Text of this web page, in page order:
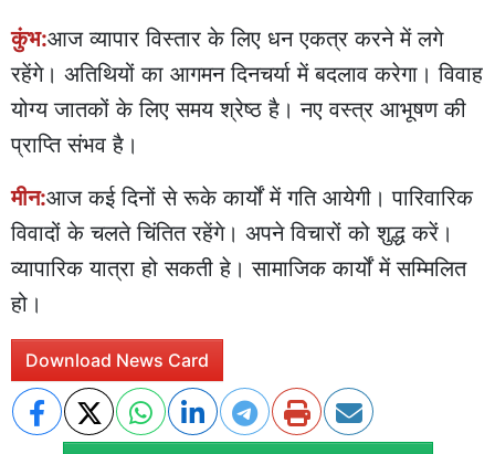
कुंभ:आज व्यापार विस्तार के लिए धन एकत्र करने में लगे
रहेंगे। अतिथियों का आगमन दिनचर्या में बदलाव करेगा। विवाह
योग्य जातकों के लिए समय श्रेष्ठ है। नए वस्त्र आभूषण की
प्राप्ति संभव है।
मीन:आज कई दिनों से रूके कार्यों में गति आयेगी। पारिवारिक
विवादों के चलते चिंतित रहेंगे। अपने विचारों को शुद्ध करें।
व्यापारिक यात्रा हो सकती हे। सामाजिक कार्यों में सम्मिलित
हो।
Download News Card